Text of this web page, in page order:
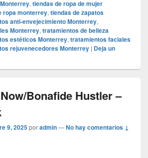
, tiendas de ropa de mujer
ropa monterrey, tiendas de zapatos
anti-envejecimiento Monterrey,
Monterrey, tratamientos de belleza
estéticos Monterrey, tratamientos faciales
rejuvenecedores Monterrey | Deja un
Bonafide Hustler –
9, 2025poradmin—No hay comentarios ↓